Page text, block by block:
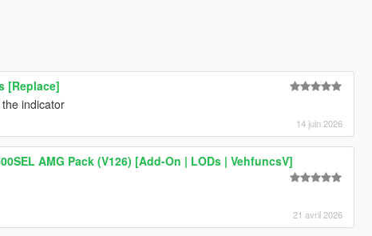
[Replace]
indicator
14 juin 2026
AMG Pack (V126) [Add-On | LODs | VehfuncsV]
21 avril 2026